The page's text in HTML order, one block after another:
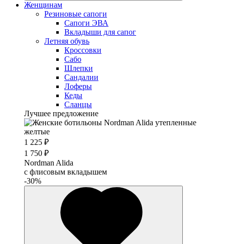
Женщинам
Резиновые сапоги
Cапоги ЭВА
Вкладыши для сапог
Летняя обувь
Кроссовки
Сабо
Шлепки
Сандалии
Лоферы
Кеды
Сланцы
Лучшее предложение
1 225 ₽
1 750 ₽
Nordman Alida
с флисовым вкладышем
-30%